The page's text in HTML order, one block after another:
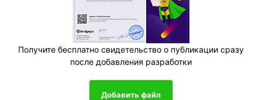
Получите бесплатно свидетельство о публикации сразу
после добавления разработки
Добавить файл